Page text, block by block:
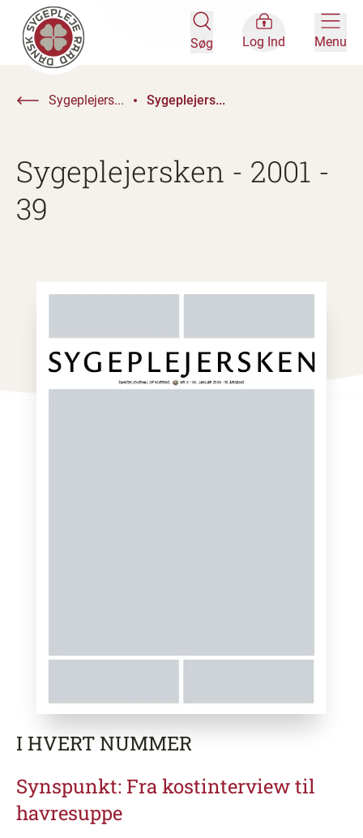
Søg Log Ind Menu
Sygeplejers... Sygeplejers...
Sygeplejersken - 2001 -
39
I HVERT NUMMER
Synspunkt: Fra kostinterview til
havresuppe